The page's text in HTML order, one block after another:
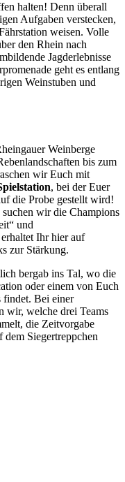
halten! Denn überall
Aufgaben verstecken,
weisen. Volle
den Rhein nach
Jagderlebnisse
geht es entlang
Weinstuben und
Weinberge
bis zum
wir Euch mit
, bei der Euer
die Probe gestellt wird!
wir die Champions
und
Ihr hier auf
zur Stärkung.
bergab ins Tal, wo die
oder einem von Euch
findet. Bei einer
wir, welche drei Teams
die Zeitvorgabe
dem Siegertreppchen